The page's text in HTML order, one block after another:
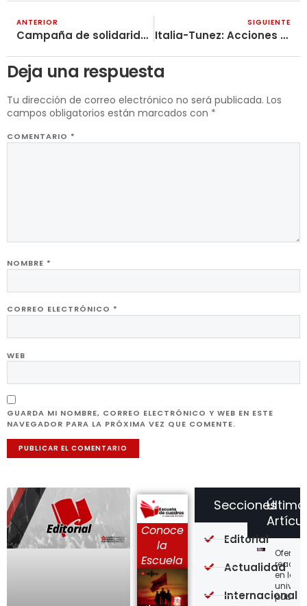
ANTERIOR
Campaña de solidaridad con Sergio Pastor «19»
SIGUIENTE
Italia-Tunez: Acciones en apoyo a Palestina
Deja una respuesta
Tu dirección de correo electrónico no será publicada. Los
campos obligatorios están marcados con *
COMENTARIO *
NOMBRE *
CORREO ELECTRÓNICO *
WEB
GUARDA MI NOMBRE, CORREO ELECTRÓNICO Y WEB EN ESTE
NAVEGADOR PARA LA PRÓXIMA VEZ QUE COMENTE.
Conoce
la
Escuela
en las
Secciones
Editorial
Actualidad
Internacional